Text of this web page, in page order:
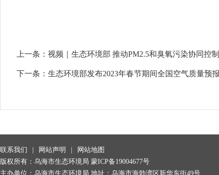
上一条： 视频｜生态环境部 推动PM2.5和臭氧污染协同控制
下一条： 生态环境部发布2023年春节期间全国空气质量预
联系我们 网站声明
网站地图
版权所有：乌海市生态环境局 蒙ICP备19004677号
主办单位：乌海市生态环境局 地址：乌海市海勃湾区新华东街49号